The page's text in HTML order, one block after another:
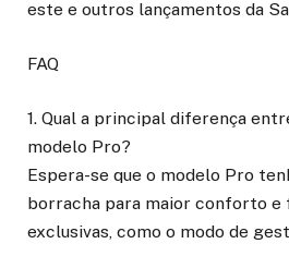
este e outros lançamentos da
FAQ
1. Qual a principal diferença
modelo Pro?
Espera-se que o modelo Pro
borracha para maior conforto e
exclusivas, como o modo de